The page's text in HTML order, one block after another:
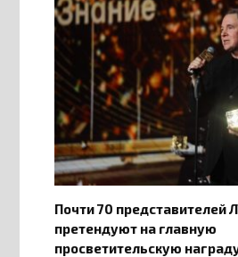
Почти 70 представителей
претендуют на главную
просветительскую